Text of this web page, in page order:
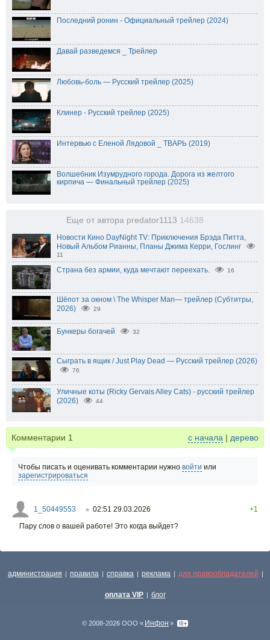
Последний ронин - Официальный трейлер (2024)
Давай разведемся _ Трейлер
Любовь-боль — Русский трейлер (2025)
Клинер - Русский трейлер (2025)
Интервью с Еленой Лядовой _ ТВАРЬ (2019)
Волшебник Изумрудного города. Дорога из желтого
кирпича — Финальный трейлер (2025)
Еще от автора predator1113 14638
Новости Кино DayNight TV: Приключения Брэда Питта,
Новый Альбом Рианны, Планы Джима Керри, Гослинг
11
Страна без армии, куда мечтают переехать. 16
Шёпот за окном \ The Whisper Man— трейлер (Субтитры,
2026)
29
Бункеры богачей 32
Сыграть в ящик / Just Play Dead — Русский трейлер (2026)
76
Уличные коты (Ricky Gervais Alley Cats) - русский трейлер
(2026)
44
Комментарии 1 с начала | дерево
Чтобы писать и оценивать комментарии нужно войти или
зарегистрироваться
1_50449553 ○ 02:51 29.03.2026
+1
Пару слов о вашей работе! Это когда выйдет?
администрация | правила | справка | реклама | для правообладателей |
оплата VIP | блог
© 2008-2026 ООО « Инфон »